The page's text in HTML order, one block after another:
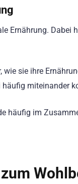
Ernährung.
sie ihre
häufig miteinander
häufig im